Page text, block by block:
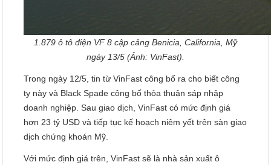
1.879 ô tô điện VF 8 cập cảng Benicia, California, Mỹ
ngày 13/5 (Ảnh: VinFast).
Trong ngày 12/5, tin từ VinFast công bố ra cho biết công
ty này và Black Spade công bố thỏa thuận sáp nhập
doanh nghiệp. Sau giao dịch, VinFast có mức định giá
hơn 23 tỷ USD và tiếp tục kế hoạch niêm yết trên sàn giao
dịch chứng khoán Mỹ.
Với mức định giá trên, VinFast sẽ là nhà sản xuất ô